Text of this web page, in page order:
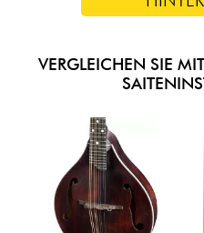
VERGLEICHEN SIE